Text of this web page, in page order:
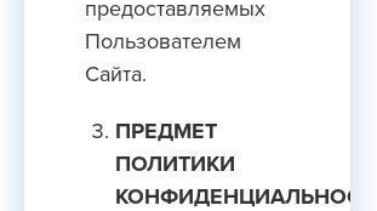
предоставляемых
Пользователем
Сайта.
ПРЕДМЕТ
ПОЛИТИКИ
КОНФИДЕНЦИАЛЬНОСТИ